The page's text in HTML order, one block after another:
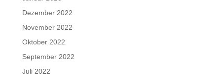
Dezember 2022
November 2022
Oktober 2022
September 2022
Juli 2022